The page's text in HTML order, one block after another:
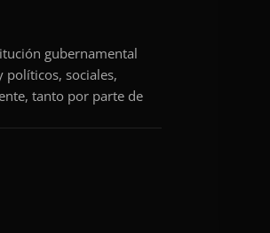
gubernamental
políticos, sociales,
tanto por parte de